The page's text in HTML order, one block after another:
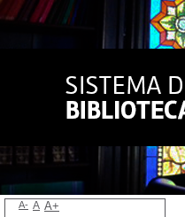
A- A A+